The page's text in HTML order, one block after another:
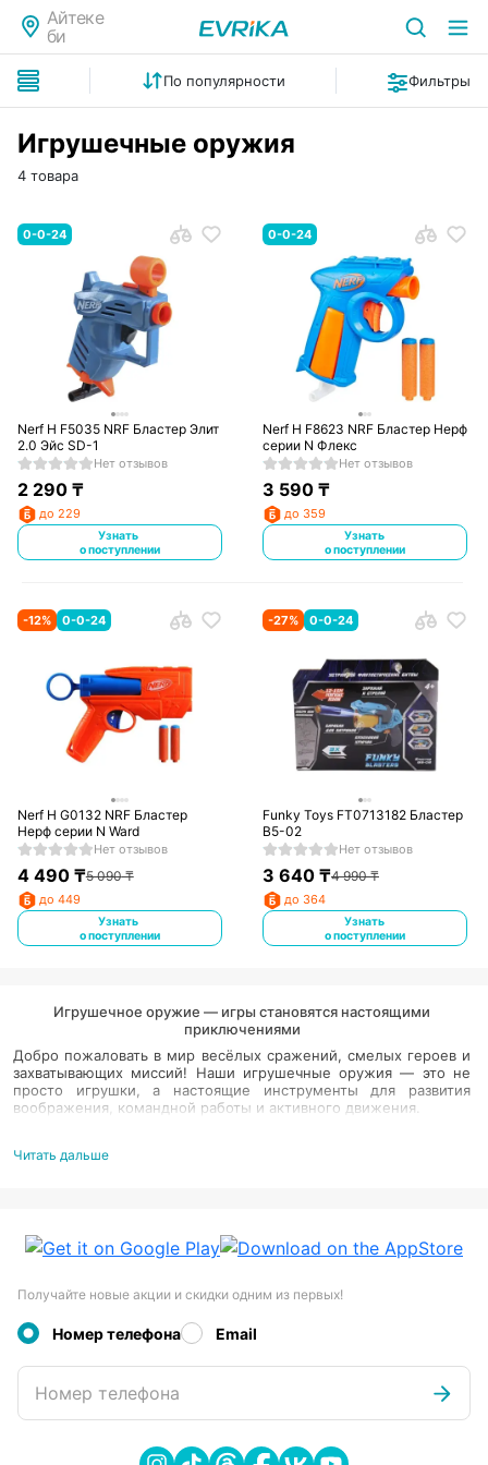
Айтеке
би
По популярности Фильтры
Игрушечные оружия
4 товара
0-0-24
Nerf H F5035 NRF Бластер Элит
2.0 Эйс SD-1
Нет отзывов
2 290₸
до 229
Узнать
о поступлении
0-0-24
Nerf H F8623 NRF Бластер Нерф
серии N Флекс
Нет отзывов
3 590 ₸
до 359
Узнать
о поступлении
-12% 0-0-24
Nerf H G0132 NRF Бластер
Нерф серии N Ward
Нет отзывов
4 490₸5 090₸
до 449
Узнать
о поступлении
-27% 0-0-24
Funky Toys FT0713182 Бластер
В5-02
Нет отзывов
3 640 ₸4 990₸
до 364
Узнать
о поступлении
Игрушечное оружие — игры становятся настоящими
приключениями
Добро пожаловать в мир весёлых сражений, смелых героев и
захватывающих миссий! Наши игрушечные оружия — это не
просто игрушки, а настоящие инструменты для развития
воображения, командной работы и активного движения.
Все модели изготовлены из прочных и безопасных материалов
время всей семьёй на свежем воздухе или дома!
Читать дальше
Получайте новые акции и скидки одним из первых!
Номер телефона Email
Номер телефона